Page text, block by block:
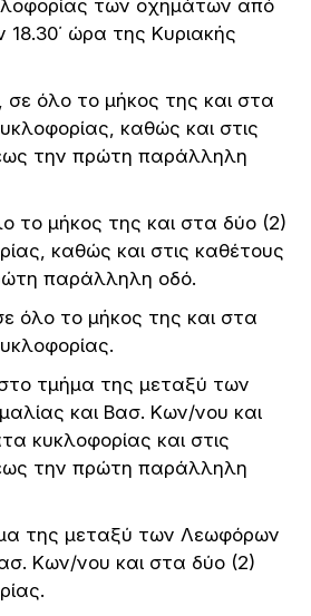
των οχημάτων από
18.30΄ ώρα της Κυριακής
όλο το μήκος της και στα
καθώς και στις
την πρώτη παράλληλη
το μήκος της και στα δύο (2)
καθώς και στις καθέτους
παράλληλη οδό.
όλο το μήκος της και στα
τμήμα της μεταξύ των
και Βασ. Κων/νου και
κυκλοφορίας και στις
την πρώτη παράλληλη
της μεταξύ των Λεωφόρων
Κων/νου και στα δύο (2)